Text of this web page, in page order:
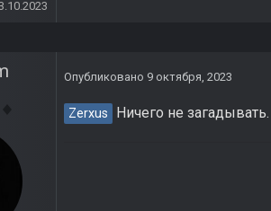
Опубликовано 9 октября, 2023
Zerxus Ничего не загадывать.